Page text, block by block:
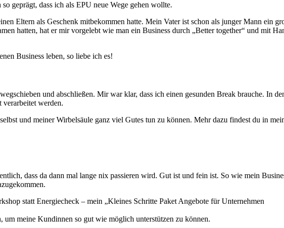
geprägt, dass ich als EPU neue Wege gehen wollte.
Eltern als Geschenk mitbekommen hatte. Mein Vater ist schon als junger Mann ein
hatten, hat er mir vorgelebt wie man ein Business durch „Better together“ und mit
Business leben, so liebe ich es!
und abschließen. Mir war klar, dass ich einen gesunden Break brauche. In
verarbeitet werden.
und meiner Wirbelsäule ganz viel Gutes tun zu können. Mehr dazu findest du in
dass da dann mal lange nix passieren wird. Gut ist und fein ist. So wie mein
statt Energiecheck – mein „Kleines Schritte Paket Angebote für Unternehmen
um meine Kundinnen so gut wie möglich unterstützen zu können.